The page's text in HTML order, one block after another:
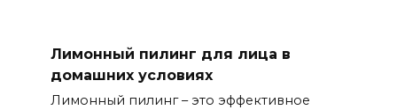
Лимонный пилинг для лица в
домашних условиях
Лимонный пилинг – это эффективное